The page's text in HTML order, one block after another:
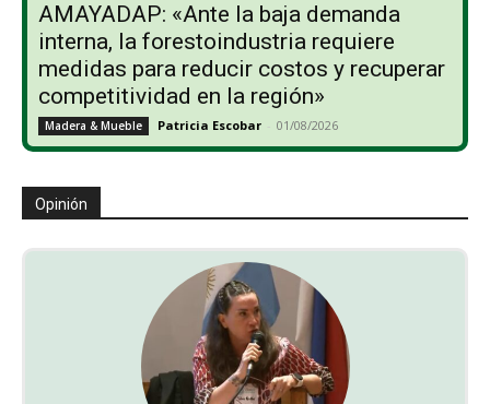
AMAYADAP: «Ante la baja demanda
interna, la forestoindustria requiere
medidas para reducir costos y recuperar
competitividad en la región»
Madera & Mueble Patricia Escobar - 01/08/2026
Opinión